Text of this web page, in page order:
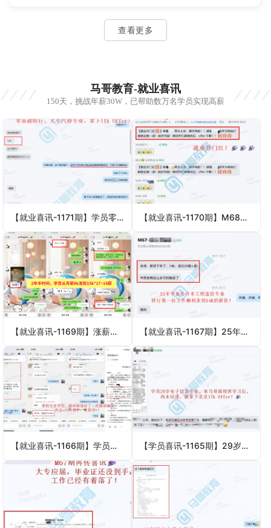
查看更多
马哥教育-就业喜讯
150天，挑战年薪30W，已帮助数万名学员实现高薪
【就业喜讯-1171期】学员零基础转行，大专汽修专业，拿下11Koffer！🎉 【就业喜讯-1170期】M68期距结业还有一个月，能源与动力专业、零基础转行学员，率先传来捷报！🎉
【就业喜讯-1169期】涨薪！2年半时间，学员从月薪8k涨到15k*17~18薪！ 【就业喜讯-1167期】25年毕业专升本工程造价专业转行，第一份工作顺利拿到14K薪资！
【就业喜讯-1166期】学员课程还没学完，面试前进行了一次面试指导，外企offer到手，薪资2W+！ 【学员喜讯-1165期】29岁电子信息专业，来马哥面授班学习后，尚未结课，就拿下北京17K offer！